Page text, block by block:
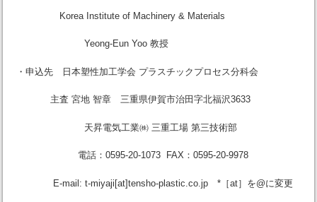
Korea Institute of Machinery & Materials
Yeong-Eun Yoo 教授
・申込先 日本塑性加工学会 プラスチックプロセス分科会
主査 宮地 智章 三重県伊賀市治田字北福沢3633
天昇電気工業㈱ 三重工場 第三技術部
電話：0595-20-1073 FAX：0595-20-9978
E-mail: t-miyaji[at]tensho-plastic.co.jp *［at］を@に変更